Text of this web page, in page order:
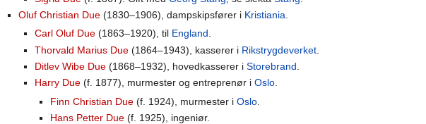
Oluf Christian Due (1830–1906), dampskipsfører i Kristiania
Carl Oluf Due(1863–1920), til England
Thorvald Marius Due(1864–1943), kasserer i Rikstrygdeverket.
Ditlev Wibe Due(1868–1932), hovedkasserer i Storebrand
Harry Due(f. 1877), murmester og entreprenør i Oslo.
Finn Christian Due (f. 1924), murmester iOslo
Hans Petter Due (f. 1925), ingeniør.